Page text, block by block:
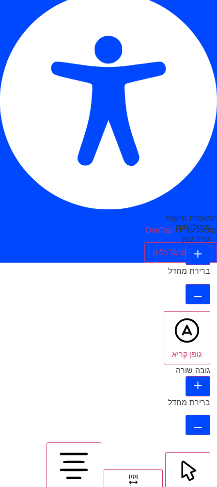
התאמות נגישות
מופעל על ידי OneTap
הסתר סרגל כלים
מודולי תוכן
גודל גופן
ברירת מחדל
גופן קריא
גובה שורה
ברירת מחדל